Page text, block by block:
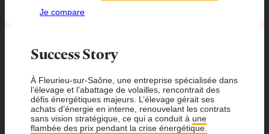
Je compare
Success Story
À Fleurieu-sur-Saône, une entreprise spécialisée dans
l’élevage et l’abattage de volailles, rencontrait des
défis énergétiques majeurs. L’élevage gérait ses
achats d’énergie en interne, renouvelant les contrats
sans vision stratégique, ce qui a conduit à une
flambée des prix pendant la crise énergétique.